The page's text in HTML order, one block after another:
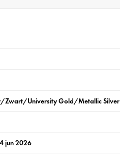
Zwart/University Gold/Metallic Silver
jun 2026